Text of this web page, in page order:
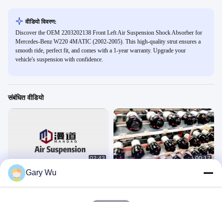
वीडियो विवरण:
Discover the OEM 2203202138 Front Left Air Suspension Shock Absorber for
Mercedes-Benz W220 4MATIC (2002-2005). This high-quality strut ensures a
smooth ride, perfect fit, and comes with a 1-year warranty. Upgrade your
vehicle's suspension with confidence.
संबंधित वीडियो
02:43
एयर सस्पेंशन स्ट्राट मर्सिडीज-बेंज एस-क्लास
फ्रंट वाम/दाएं W220 के लिए एयरमैटिक
00:17
Gary Wu